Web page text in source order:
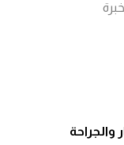
والجراحة